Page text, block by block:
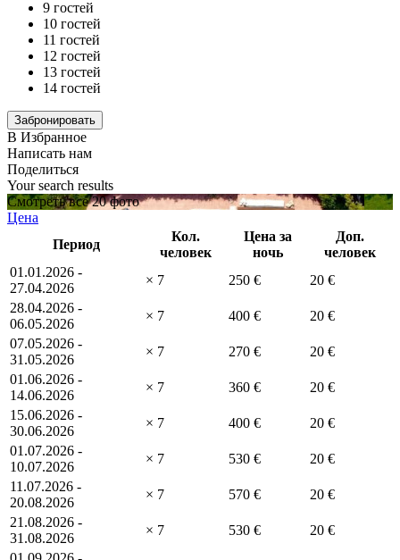
9 гостей
10 гостей
11 гостей
12 гостей
13 гостей
14 гостей
В Избранное
Написать нам
Поделиться
Your search results
Смотреть все 20 фото
Цена
Период
Кол.
человек
Цена за
ночь
Доп.
человек
01.01.2026 -
27.04.2026
× 7 250 €
20 €
28.04.2026 -
06.05.2026
× 7 400 €
20 €
07.05.2026 -
31.05.2026
× 7 270 €
20 €
01.06.2026 -
14.06.2026
× 7 360 €
20 €
15.06.2026 -
30.06.2026
× 7 400 €
20 €
01.07.2026 -
10.07.2026
× 7 530 €
20 €
11.07.2026 -
20.08.2026
× 7 570 €
20 €
21.08.2026 -
31.08.2026
× 7 530 €
20 €